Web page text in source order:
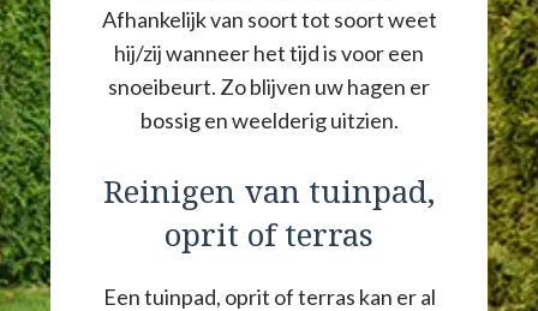
Afhankelijk van soort tot soort weet
hij/zij wanneer het tijd is voor een
snoeibeurt. Zo blijven uw hagen er
bossig en weelderig uitzien.
Reinigen van tuinpad,
oprit of terras
Een tuinpad, oprit of terras kan er al